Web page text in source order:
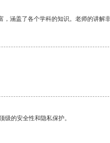
，涵盖了各个学科的知识。老师的讲解
级的安全性和隐私保护。